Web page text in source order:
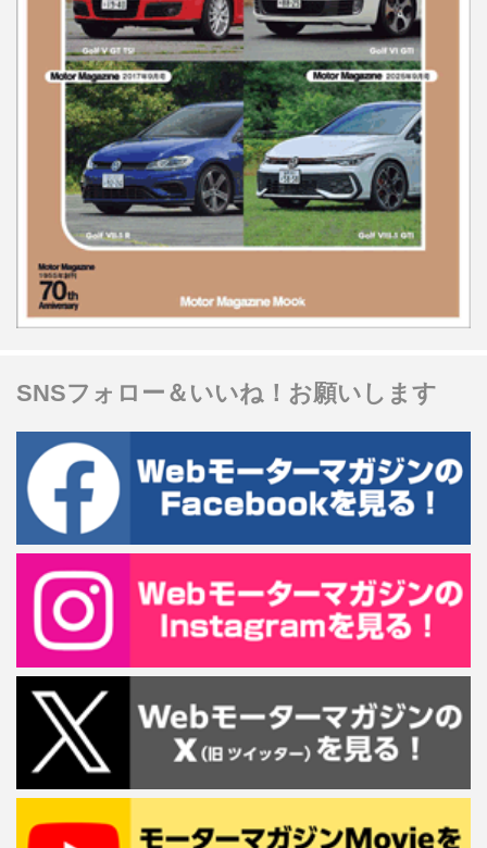
SNSフォロー＆いいね！お願いします